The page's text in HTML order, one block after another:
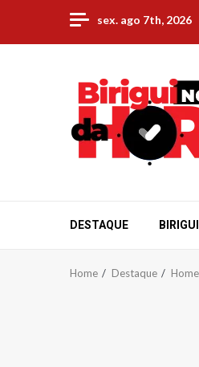
content
sex. ago 7th, 2026
DESTAQUE BIRIGUI
Home Destaque